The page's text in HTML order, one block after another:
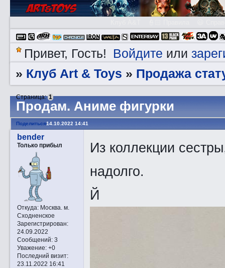
Привет, Гость! Войдите или
» Клуб Art & Toys » Продажа
Прoдам. Аниме фигурки
Страница:1
Поделиться14.10.2022 14:41
bender
Только прибыл
Откуда:Москва. м.
Сходненское
Зарегистрирован:
24.09.2022
Сообщений:3
Уважение: +0
Последний визит:
23.11.2022 16:41
Из коллекции
надолго.
Й